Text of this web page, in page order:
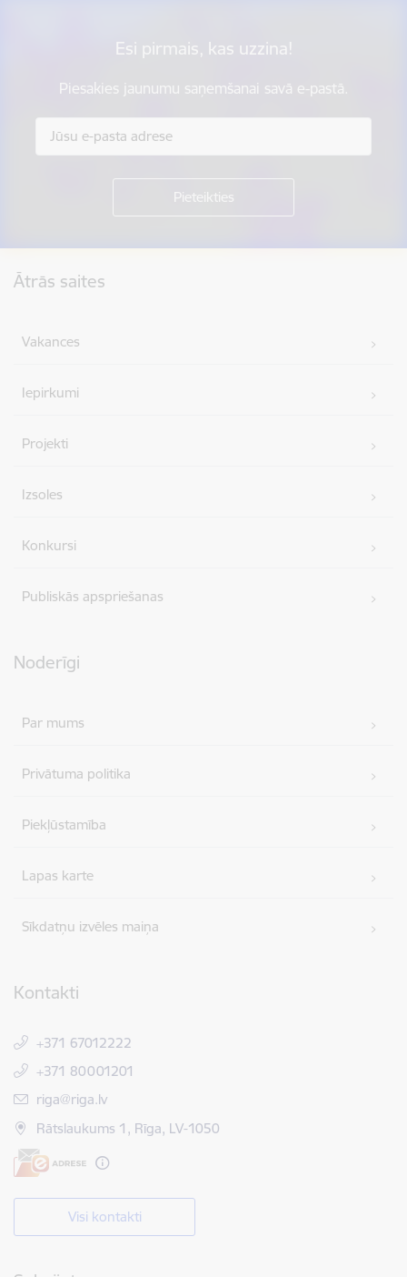
Esi pirmais, kas uzzina!
Piesakies jaunumu saņemšanai savā e-pastā.
Ātrās saites
Vakances
Iepirkumi
Projekti
Izsoles
Konkursi
Publiskās apspriešanas
Noderīgi
Par mums
Privātuma politika
Piekļūstamība
Lapas karte
Sīkdatņu izvēles maiņa
Kontakti
+371 67012222
+371 80001201
E-pasts:
riga@riga.lv
Rātslaukums 1, Rīga, LV-1050
Visi kontakti